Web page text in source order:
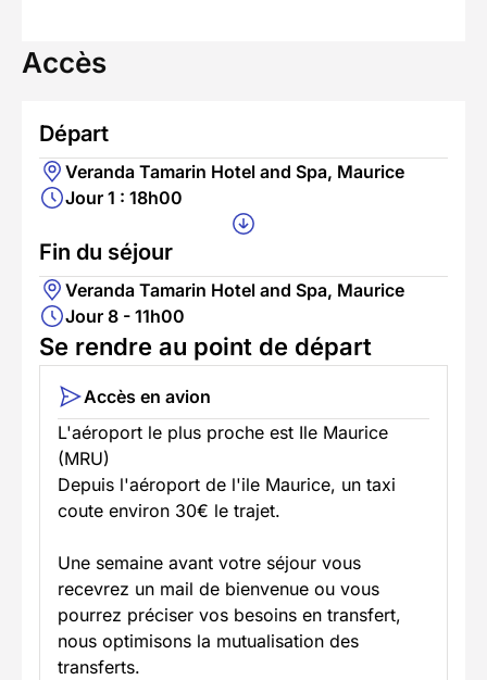
Accès
Départ
Veranda Tamarin Hotel and Spa, Maurice
Jour 1 : 18h00
Fin du séjour
Veranda Tamarin Hotel and Spa, Maurice
Jour 8 - 11h00
Se rendre au point de départ
Accès en avion
L'aéroport le plus proche est Ile Maurice
(MRU)
Depuis l'aéroport de l'ile Maurice, un taxi
coute environ 30€ le trajet.
Une semaine avant votre séjour vous
recevrez un mail de bienvenue ou vous
pourrez préciser vos besoins en transfert,
nous optimisons la mutualisation des
transferts.